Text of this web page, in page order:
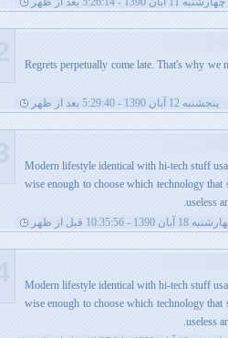
Regrets perpetually come late. That's why
پنجشنبه 12 آبان 1390 - 5:29:40 بعد از ظهر
Modern lifestyle identical with hi-tech stuff
wise enough to choose which technology that
useless
18 آبان 1390 - 10:35:56 قبل از ظهر
Modern lifestyle identical with hi-tech stuff
wise enough to choose which technology that
useless